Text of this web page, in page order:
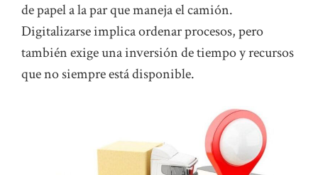
de papel a la par que maneja el camión.
Digitalizarse implica ordenar procesos, pero
también exige una inversión de tiempo y recursos
que no siempre está disponible.